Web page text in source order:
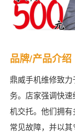
品牌/产品介绍
鼎威手机维修致
务。店家强调快
机交托。他们拥
常见故障，并以其